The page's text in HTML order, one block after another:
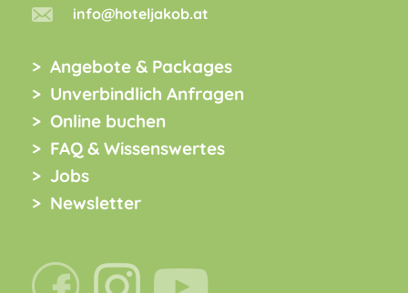
info@hoteljakob.at
Angebote & Packages
Unverbindlich Anfragen
Online buchen
FAQ & Wissenswertes
Jobs
Newsletter